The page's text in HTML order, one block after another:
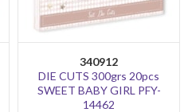
340912
DIE CUTS 300grs 20pcs
SWEET BABY GIRL PFY-
14462